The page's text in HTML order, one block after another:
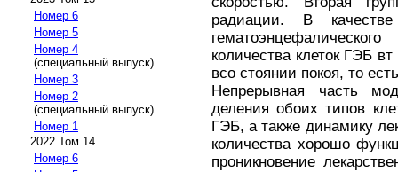
Номер 6
Номер 5
Номер 4
(специальный выпуск)
Номер 3
Номер 2
(специальный выпуск)
Номер 1
2022 Том 14
Номер 6
радиации. В
количества клеток ГЭБ
всо стоянии покоя, то
Непрерывная часть
деления обоих типов
ГЭБ, а также динамику
количества хорошо
проникновение